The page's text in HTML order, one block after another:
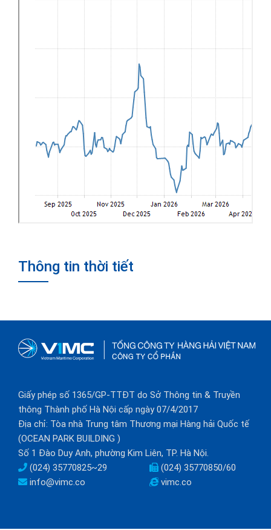
Thông tin thời tiết
Giấy phép số 1365/GP-TTĐT do Sở Thông tin & Truyền
thông Thành phố Hà Nội cấp ngày 07/4/2017
Địa chỉ: Tòa nhà Trung tâm Thương mại Hàng hải Quốc tế
(OCEAN PARK BUILDING )
Số 1 Đào Duy Anh, phường Kim Liên, TP. Hà Nội.
(024) 35770825~29
(024) 35770850/60
info@vimc.co
vimc.co